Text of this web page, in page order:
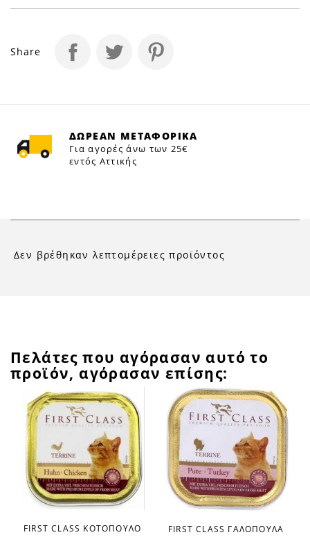
Share
ΔΩΡΕΑΝ ΜΕΤΑΦΟΡΙΚΑ
Για αγορές άνω των 25€
εντός Αττικής
Δεν βρέθηκαν λεπτομέρειες προϊόντος
Πελάτες που αγόρασαν αυτό το
προϊόν, αγόρασαν επίσης:
favorite_border
FIRST CLASS ΚΟΤΟΠΟΥΛΟ favorite_border
FIRST CLASS ΓΑΛΟΠΟΥΛΑ